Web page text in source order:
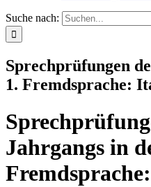
Suche nach:
Sprechprüfungen
1. Fremdsprache:
Jahrgangs in